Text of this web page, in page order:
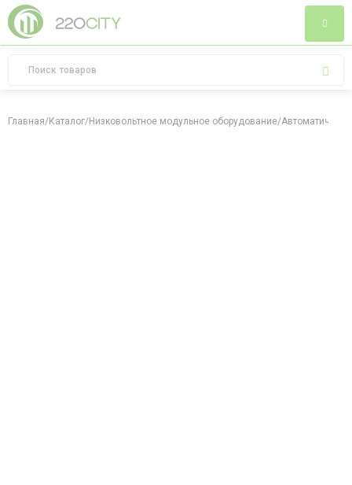
Главная/Каталог/Низковольтное модульное оборудование/